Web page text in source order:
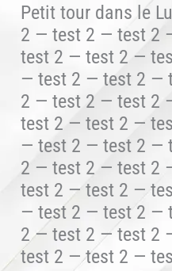
Petit tour dans le
2 — test 2 — test 2
test 2 — test 2 —
— test 2 — test 2 —
2 — test 2 — test 2
test 2 — test 2 —
— test 2 — test 2 —
2 — test 2 — test 2
test 2 — test 2 —
— test 2 — test 2 —
2 — test 2 — test 2
test 2 — test 2 —